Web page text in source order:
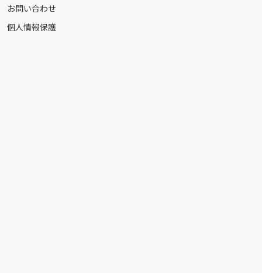
お問い合わせ
個人情報保護